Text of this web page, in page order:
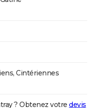
Cintériennes
? Obtenez votre devis